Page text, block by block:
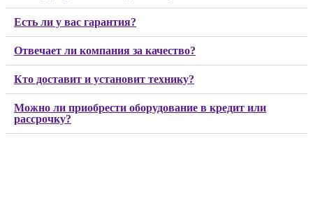
Есть ли у вас гарантия?
Отвечает ли компания за качество?
Кто доставит и установит технику?
Можно ли приобрести оборудование в кредит или
рассрочку?